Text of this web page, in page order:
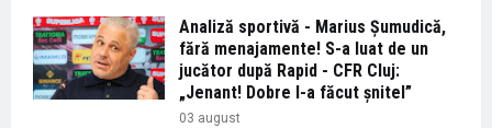
Analiză sportivă - Marius Șumudică,
fără menajamente! S-a luat de un
jucător după Rapid - CFR Cluj:
„Jenant! Dobre l-a făcut șnitel”
03 august